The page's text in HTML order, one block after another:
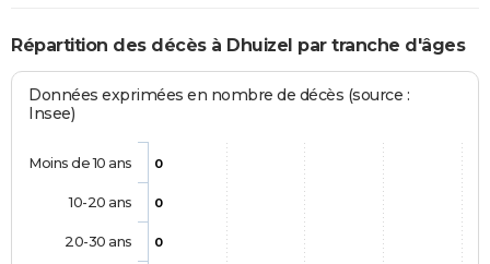
Répartition des décès à Dhuizel par tranche d'âges
Données exprimées en nombre de décès (source :
Insee)
0
0
0
Moins de 10 ans
10-20 ans
20-30 ans